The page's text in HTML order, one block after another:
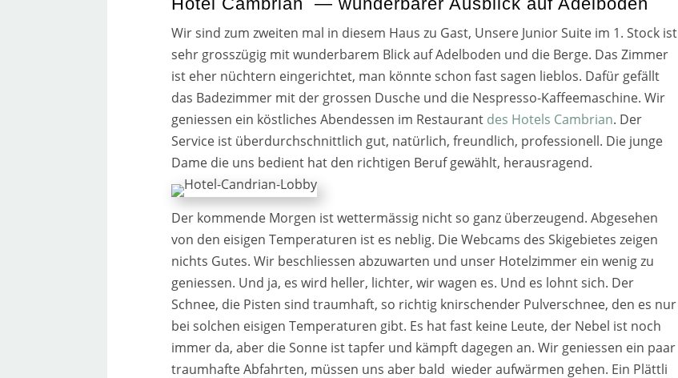
Wir sind zum zwei­ten mal in die­sem Haus zu Gast, Unsere Junior Suite im 1. Stock ist
sehr gross­zü­gig mit wun­der­ba­rem Blick auf Adelboden und die Berge. Das Zimmer
ist eher nüch­tern ein­ge­rich­tet, man könn­te schon fast sagen lieb­los. Dafür gefällt
das Badezimmer mit der gros­sen Dusche und die Nespresso-Kaffeemaschine. Wir
genies­sen ein köst­li­ches Abendessen im Restaurant des Hotels Cambrian. Der
Service ist über­durch­schnitt­lich gut, natür­lich, freund­lich, pro­fes­sio­nell. Die jun­ge
Dame die uns bedient hat den rich­ti­gen Beruf gewählt, her­aus­ra­gend.
Der kom­men­de Morgen ist wet­ter­mäs­sig nicht so ganz über­zeu­gend. Abgesehen
von den eisi­gen Temperaturen ist es neb­lig. Die Webcams des Skigebietes zei­gen
nichts Gutes. Wir beschlies­sen abzu­war­ten und unser Hotelzimmer ein wenig zu
genies­sen. Und ja, es wird hel­ler, lich­ter, wir wagen es. Und es lohnt sich. Der
Schnee, die Pisten sind traum­haft, so rich­tig knir­schen­der Pulverschnee, den es nur
bei sol­chen eisi­gen Temperaturen gibt. Es hat fast kei­ne Leute, der Nebel ist noch
immer da, aber die Sonne ist tap­fer und kämpft dage­gen an. Wir genies­sen ein paar
traum­haf­te Abfahrten, müs­sen uns aber bald wie­der auf­wär­men gehen. Ein Plättli